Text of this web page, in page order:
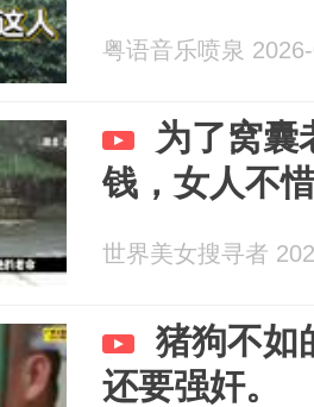
粤语音乐喷泉
为了窝囊
钱，女人不
世界美女搜寻者
猪狗不如
还要强奸。